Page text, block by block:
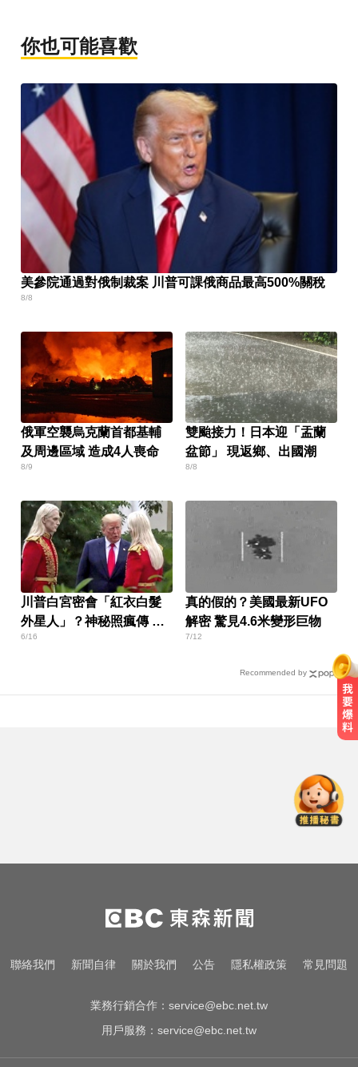
你也可能喜歡
美參院通過對俄制裁案 川普可課俄商品最高500%關稅
8/8
俄軍空襲烏克蘭首都基輔
及周邊區域 造成4人喪命
8/9
雙颱接力！日本迎「盂蘭
盆節」 現返鄉、出國潮
8/8
川普白宮密會「紅衣白髮
外星人」？神秘照瘋傳 真
相曝光了
6/16
真的假的？美國最新UFO
解密 驚見4.6米變形巨物
7/12
Recommended by
續交涉聯繫
無懼白海豚風雨！企聯父親節回歸
張庭瑜、張正韋用勝利感謝老爸
明天會放颱風假嗎？8縣市達「停班
聯絡我們 新聞自律 關於我們 公告 隱私權政策 常見問題
業務行銷合作： service@ebc.net.tw
用戶服務： service@ebc.net.tw